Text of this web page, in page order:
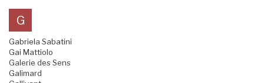
G
Gabriela Sabatini
Gai Mattiolo
Galerie des Sens
Galimard